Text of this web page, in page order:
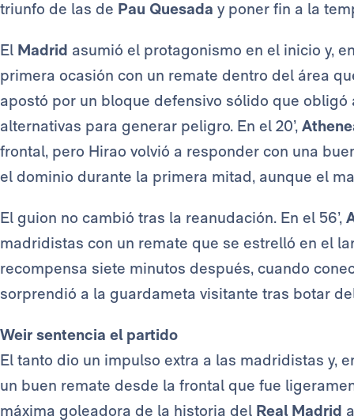
triunfo de las de Pau Quesada y poner fin a la
El Madrid asumió el protagonismo en el inicio y,
primera ocasión con un remate dentro del área
apostó por un bloque defensivo sólido que
alternativas para generar peligro. En el 20’,
frontal, pero Hirao volvió a responder con una
el dominio durante la primera mitad, aunque el
El guion no cambió tras la reanudación. En el 56’,
madridistas con un remate que se estrelló en el
recompensa siete minutos después, cuando
sorprendió a la guardameta visitante tras botar
Weir sentencia el partido
El tanto dio un impulso extra a las madridistas y,
un buen remate desde la frontal que fue
máxima goleadora de la historia del Real Madrid